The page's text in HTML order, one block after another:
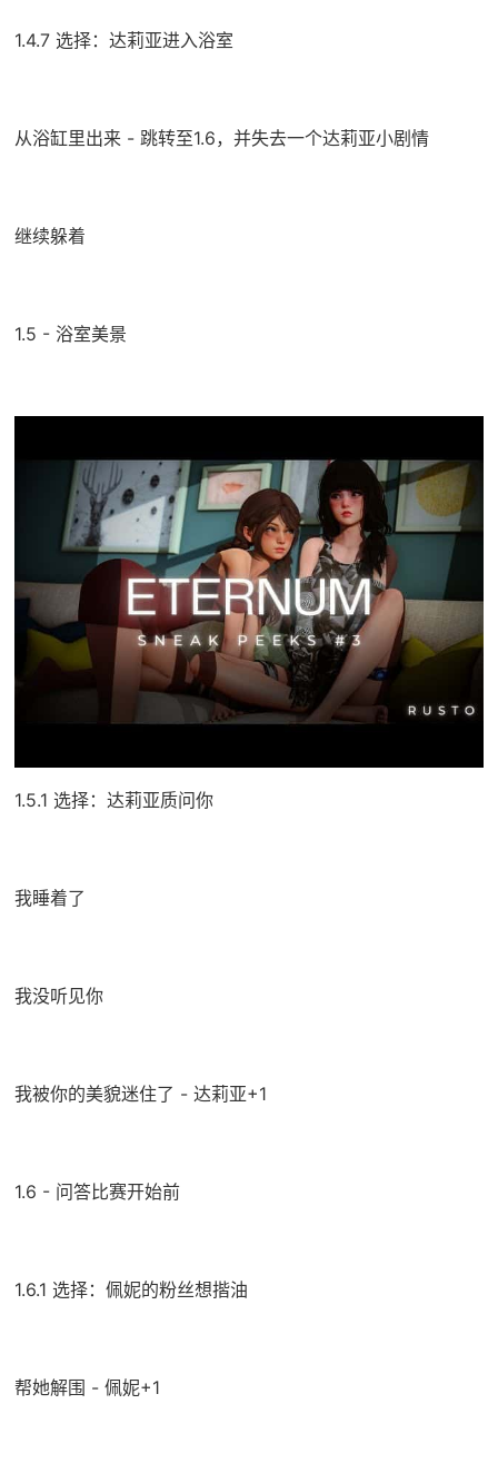
1.4.7 选择：达莉亚进入浴室
从浴缸里出来 - 跳转至1.6，并失去一个达莉亚小剧情
继续躲着
1.5 - 浴室美景
1.5.1 选择：达莉亚质问你
我睡着了
我没听见你
我被你的美貌迷住了 - 达莉亚+1
1.6 - 问答比赛开始前
1.6.1 选择：佩妮的粉丝想揩油
帮她解围 - 佩妮+1